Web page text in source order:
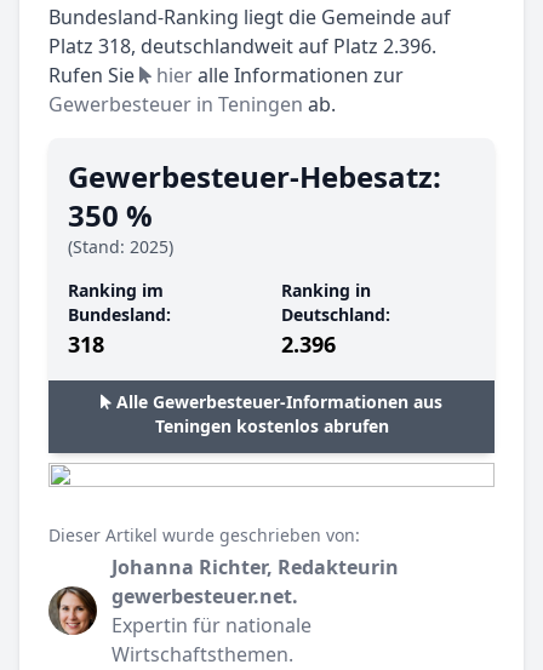
Bundesland-Ranking liegt die Gemeinde auf
Platz 318, deutschlandweit auf Platz 2.396.
Rufen Sie
hieralle Informationen zur
Gewerbesteuer in Teningen ab.
Gewerbesteuer-Hebesatz:
350 %
(Stand: 2025)
Ranking im
Bundesland:
318
Ranking in
Deutschland:
2.396
Alle Gewerbesteuer-Informationen aus
Teningen kostenlos abrufen
Dieser Artikel wurde geschrieben von:
Johanna Richter, Redakteurin
gewerbesteuer.net.
Expertin für nationale
Wirtschaftsthemen.